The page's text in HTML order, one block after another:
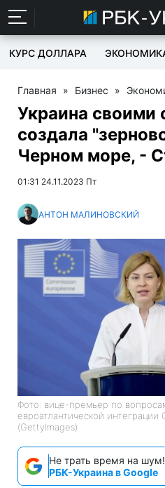
КУРС ДОЛЛАРА
Главная » Бизнес »
Украина своими
создала
Черном море, -
01:31 24.11.2023 Пт
АНТОН МАЛИНОВСКИЙ
Фото: вице-премьер по
евроатлантической
(GettyImages)
Не трать время на
РБК-Украина в Google